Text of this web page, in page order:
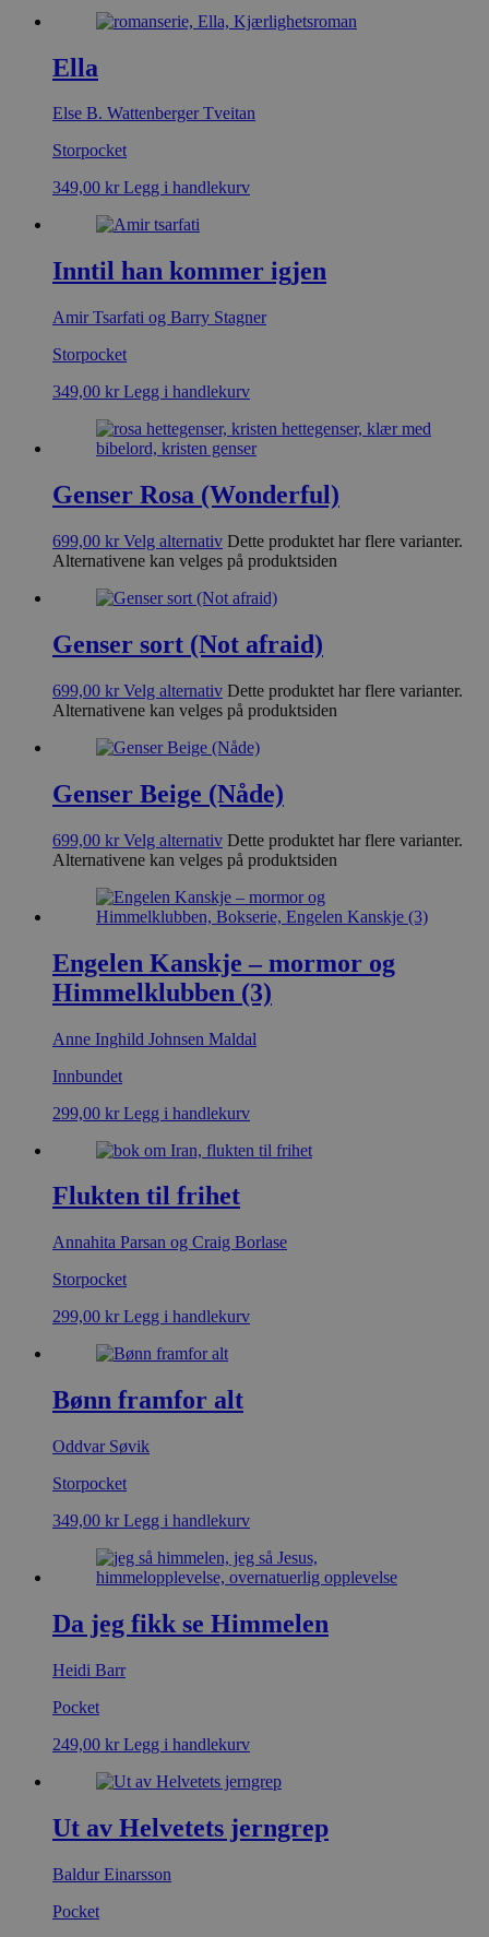
Ella
Else B. Wattenberger Tveitan
Storpocket
349,00 kr Legg i handlekurv
Inntil han kommer igjen
Amir Tsarfati og Barry Stagner
Storpocket
349,00 kr Legg i handlekurv
Genser Rosa (Wonderful)
699,00 kr Velg alternativ Dette produktet har flere varianter.
Alternativene kan velges på produktsiden
Genser sort (Not afraid)
699,00 kr Velg alternativ Dette produktet har flere varianter.
Alternativene kan velges på produktsiden
Genser Beige (Nåde)
699,00 kr Velg alternativ Dette produktet har flere varianter.
Alternativene kan velges på produktsiden
Engelen Kanskje – mormor og
Himmelklubben (3)
Anne Inghild Johnsen Maldal
Innbundet
299,00 kr Legg i handlekurv
Flukten til frihet
Annahita Parsan og Craig Borlase
Storpocket
299,00 kr Legg i handlekurv
Bønn framfor alt
Oddvar Søvik
Storpocket
349,00 kr Legg i handlekurv
Da jeg fikk se Himmelen
Heidi Barr
Pocket
249,00 kr Legg i handlekurv
Ut av Helvetets jerngrep
Baldur Einarsson
Pocket